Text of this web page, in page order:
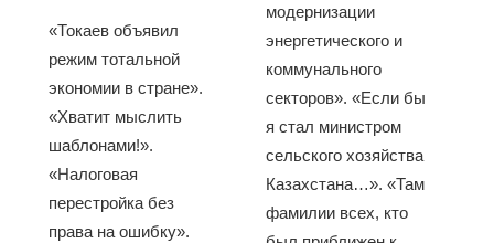
«Токаев объявил
режим тотальной
экономии в стране».
«Хватит мыслить
шаблонами!».
«Налоговая
перестройка без
права на ошибку».
модернизации
энергетического и
коммунального
секторов». «Если бы
я стал министром
сельского хозяйства
Казахстана…». «Там
фамилии всех, кто